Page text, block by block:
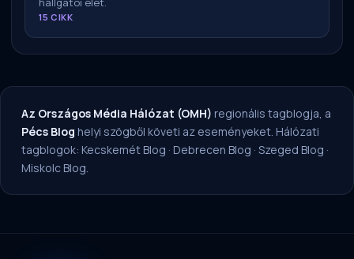
15 CIKK
Az Országos Média Hálózat (OMH) regionális tagblogja, a
Pécs Blog helyi szögből követi az eseményeket. Hálózati
tagblogok: Kecskemét Blog · Debrecen Blog · Szeged Blog ·
Miskolc Blog.